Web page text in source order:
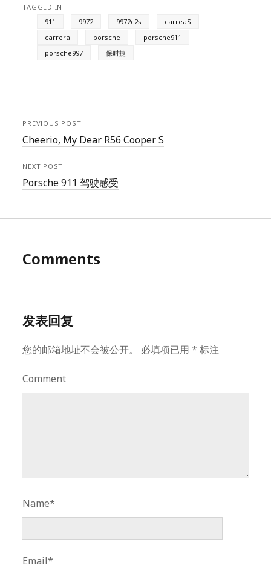
TAGGED IN
911
9972 9972c2s
carreaS
carrera
porsche
porsche911
porsche997
保时捷
PREVIOUS POST
Cheerio, My Dear R56 Cooper S
NEXT POST
Porsche 911 驾驶感受
Comments
发表回复
您的邮箱地址不会被公开。 必填项已用* 标注
Comment
Name*
Email*